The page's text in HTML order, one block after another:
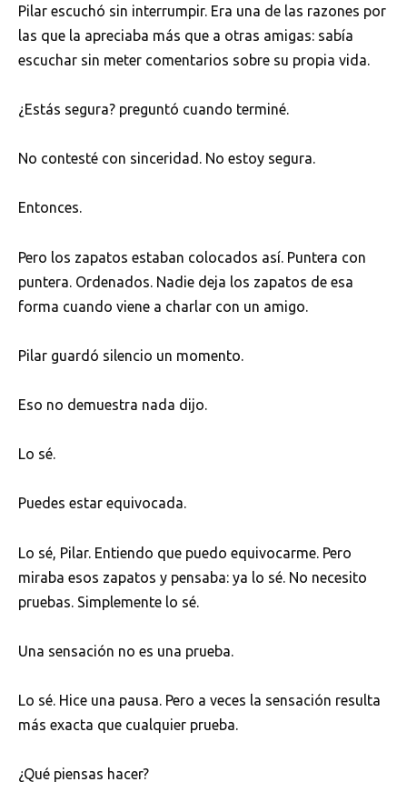
Pilar escuchó sin interrumpir. Era una de las razones por
las que la apreciaba más que a otras amigas: sabía
escuchar sin meter comentarios sobre su propia vida.
¿Estás segura? preguntó cuando terminé.
No contesté con sinceridad. No estoy segura.
Entonces.
Pero los zapatos estaban colocados así. Puntera con
puntera. Ordenados. Nadie deja los zapatos de esa
forma cuando viene a charlar con un amigo.
Pilar guardó silencio un momento.
Eso no demuestra nada dijo.
Lo sé.
Puedes estar equivocada.
Lo sé, Pilar. Entiendo que puedo equivocarme. Pero
miraba esos zapatos y pensaba: ya lo sé. No necesito
pruebas. Simplemente lo sé.
Una sensación no es una prueba.
Lo sé. Hice una pausa. Pero a veces la sensación resulta
más exacta que cualquier prueba.
¿Qué piensas hacer?